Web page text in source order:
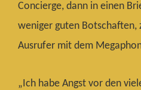
Concierge, dann in einen
weniger guten Botschaften,
Ausrufer mit dem
„Ich habe Angst vor den